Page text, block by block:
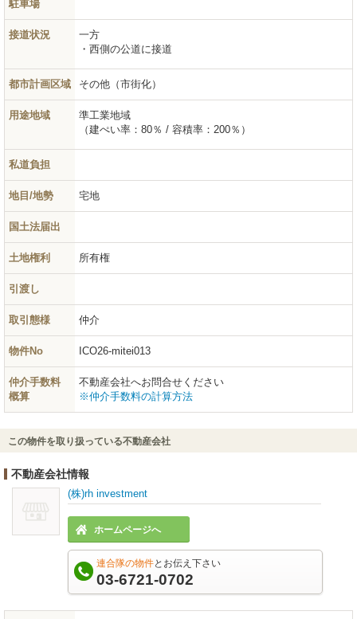
駐車場
接道状況
一方
西側の公道に接道
都市計画区域 その他（市街化）
用途地域
準工業地域
（建ぺい率：80％ / 容積率：200％）
私道負担
地目/地勢 宅地
国土法届出
土地権利 所有権
引渡し
取引態様 仲介
物件No ICO26-mitei013
仲介手数料
概算
不動産会社へお問合せください
※仲介手数料の計算方法
この物件を取り扱っている不動産会社
不動産会社情報
(株)rh investment
ホームページへ
連合隊の物件とお伝え下さい
03-6721-0702